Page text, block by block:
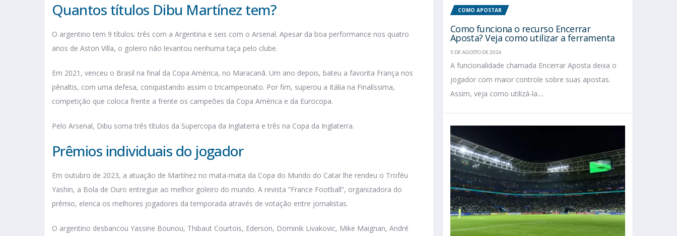
Quantos títulos Dibu Martínez tem?
O argentino tem 9 títulos: três com a Argentina e seis com o Arsenal. Apesar da boa performance nos quatro
anos de Aston Villa, o goleiro não levantou nenhuma taça pelo clube.
Em 2021, venceu o Brasil na final da Copa América, no Maracanã. Um ano depois, bateu a favorita França nos
pênaltis, com uma defesa, conquistando assim o tricampeonato. Por fim, superou a Itália na Finalíssima,
competição que coloca frente a frente os campeões da Copa América e da Eurocopa.
Pelo Arsenal, Dibu soma três títulos da Supercopa da Inglaterra e três na Copa da Inglaterra.
Prêmios individuais do jogador
Em outubro de 2023, a atuação de Martínez no mata-mata da Copa do Mundo do Catar lhe rendeu o Troféu
Yashin, a Bola de Ouro entregue ao melhor goleiro do mundo. A revista “France Football”, organizadora do
prêmio, elenca os melhores jogadores da temporada através de votação entre jornalistas.
O argentino desbancou Yassine Bounou, Thibaut Courtois, Ederson, Dominik Livakovic, Mike Maignan, André
COMO APOSTAR
Como funciona o recurso Encerrar
Aposta? Veja como utilizar a ferramenta
5 DE AGOSTO DE 2026
A funcionalidade chamada Encerrar Aposta deixa o
jogador com maior controle sobre suas apostas.
Assim, veja como utilizá-la....